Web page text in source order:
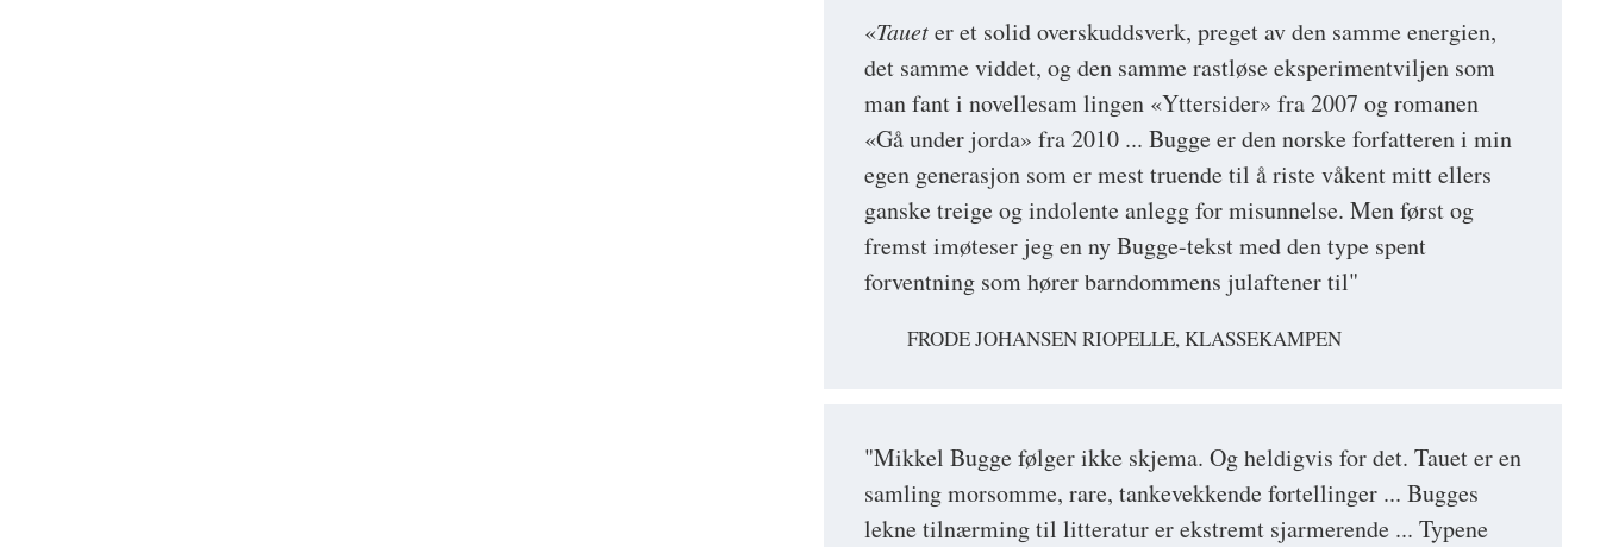
«Taueter et solid overskuddsverk, preget av den samme energien,
det samme viddet, og den samme rastløse eksperimentviljen som
man fant i novellesam lingen «Yttersider» fra 2007 og romanen
«Gå under jorda» fra 2010 ... Bugge er den norske forfatteren i min
egen generasjon som er mest truende til å riste våkent mitt ellers
ganske treige og indolente anlegg for misunnelse. Men først og
fremst imøteser jeg en ny Bugge-tekst med den type spent
forventning som hører barndommens julaftener til"
FRODE JOHANSEN RIOPELLE, KLASSEKAMPEN
"Mikkel Bugge følger ikke skjema. Og heldigvis for det. Tauet er en
samling morsomme, rare, tankevekkende fortellinger ... Bugges
lekne tilnærming til litteratur er ekstremt sjarmerende ... Typene